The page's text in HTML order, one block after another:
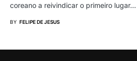
coreano a reivindicar o primeiro lugar…
BY FELIPE DE JESUS